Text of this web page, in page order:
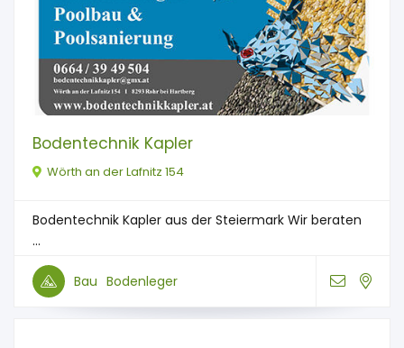
Bodentechnik Kapler
Wörth an der Lafnitz 154
Bodentechnik Kapler aus der Steiermark Wir beraten
...
Bau Bodenleger